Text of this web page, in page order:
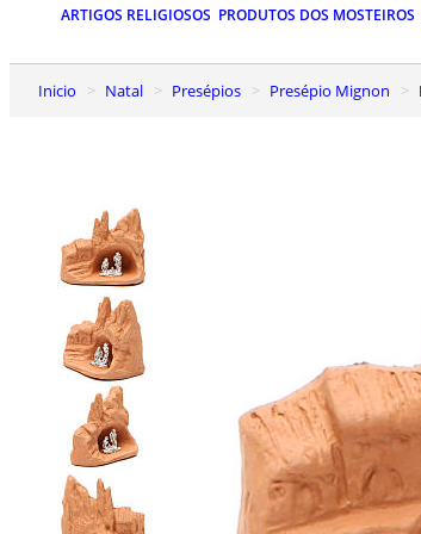
ARTIGOS RELIGIOSOS PRODUTOS DOS MOSTEIROS
Inicio Natal Presépios Presépio Mignon